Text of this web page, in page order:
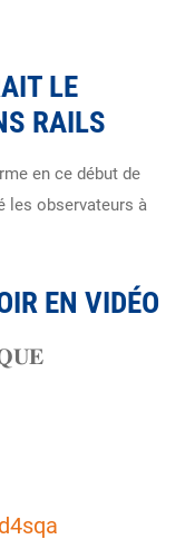
LE
RAILS
en ce début de
les observateurs à
EN VIDÉO